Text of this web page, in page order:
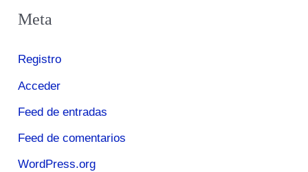
Meta
Registro
Acceder
Feed de entradas
Feed de comentarios
WordPress.org